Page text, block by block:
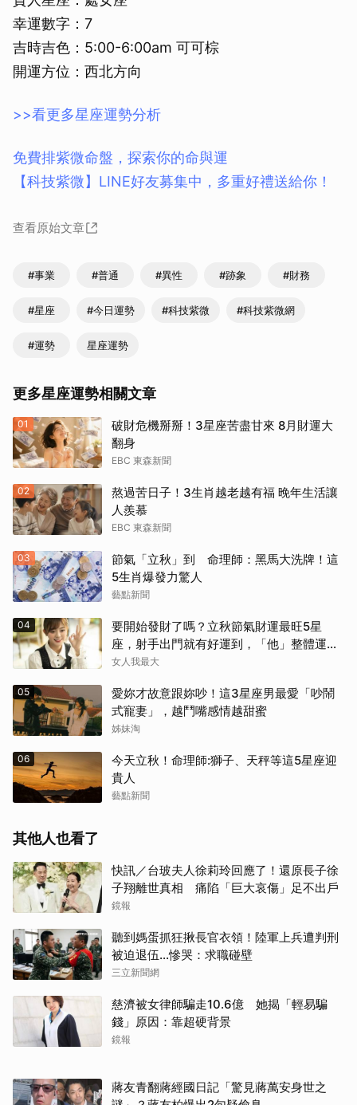
幸運數字：7
吉時吉色：5:00-6:00am 可可棕
開運方位：西北方向
>>看更多星座運勢分析
免費排紫微命盤，探索你的命與運
【科技紫微】LINE好友募集中，多重好禮送給你！
查看原始文章
#事業 #普通 #異性 #跡象 #財務
#星座 #今日運勢 #科技紫微 #科技紫微網
#運勢 星座運勢
更多星座運勢相關文章
01
破財危機掰掰！3星座苦盡甘來 8月財運大
翻身
EBC 東森新聞
02
熬過苦日子！3生肖越老越有福 晚年生活讓
人羨慕
EBC 東森新聞
03
節氣「立秋」到 命理師：黑馬大洗牌！這
5生肖爆發力驚人
藝點新聞
04
要開始發財了嗎？立秋節氣財運最旺5星
座，射手出門就有好運到，「他」整體運勢
將走上坡
女人我最大
05
愛妳才故意跟妳吵！這3星座男最愛「吵鬧
式寵妻」，越鬥嘴感情越甜蜜
姊妹淘
06
今天立秋！命理師:獅子、天秤等這5星座迎
貴人
藝點新聞
其他人也看了
快訊／台玻夫人徐莉玲回應了！還原長子徐
子翔離世真相 痛陷「巨大哀傷」足不出戶
鏡報
聽到媽蛋抓狂揪長官衣領！陸軍上兵遭判刑
被迫退伍…慘哭：求職碰壁
三立新聞網
慈濟被女律師騙走10.6億 她揭「輕易騙
錢」原因：靠超硬背景
鏡報
蔣友青翻蔣經國日記「驚見蔣萬安身世之